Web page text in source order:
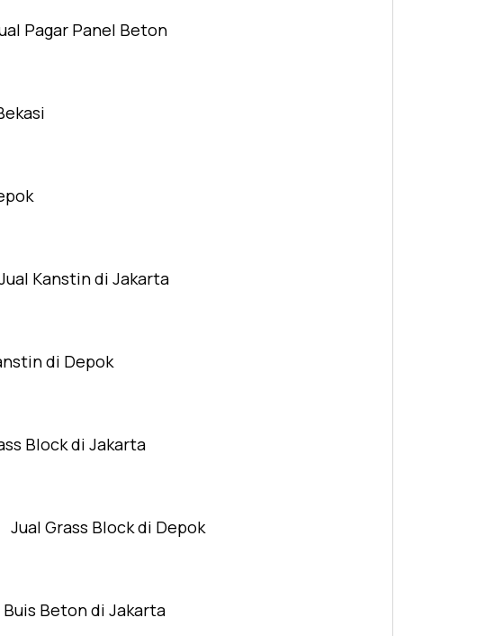
Pagar Panel Beton
Kanstin di Jakarta
di Depok
Block di Jakarta
Jual Grass Block di Depok
Buis Beton di Jakarta